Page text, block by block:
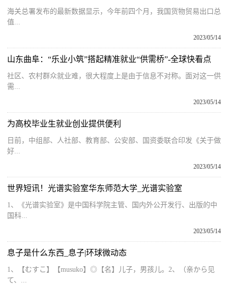
海关总署发布的最新数据显示，今年前四个月，我国货物贸易出口总
值...
2023/05/14
山东曲阜：“乐业小筑”搭起精准就业“供需桥”-全球快看点
社区、农村群众就业难，很大程度上是由于信息不对称。面对这一供
需...
2023/05/14
为高校毕业生就业创业提供便利
日前，中组部、人社部、教育部、公安部、国资委联合印发《关于做
好...
2023/05/14
世界短讯！光谱实验室华东师范大学_光谱实验室
1、《光谱实验室》是中国科学院主管、国内外公开发行、出版的中
国科...
2023/05/14
息子是什么东西_息子|环球微动态
1、【むすこ】【musuko】◎【名】儿子，男孩儿。2、（亲から见
て、...